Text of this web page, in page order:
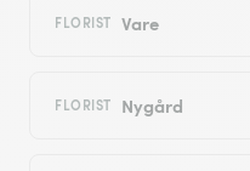
FLORIST Vare
FLORIST Nygård